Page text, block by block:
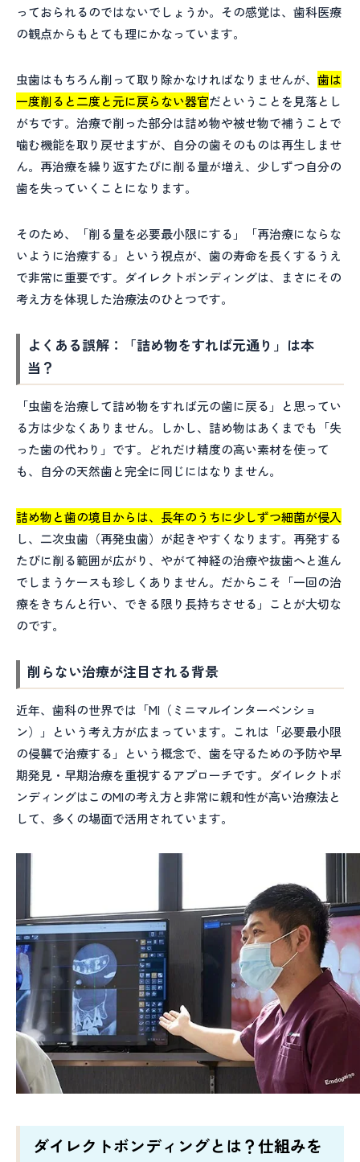
っておられるのではないでしょうか。その感覚は、歯科医療
の観点からもとても理にかなっています。
虫歯はもちろん削って取り除かなければなりませんが、 歯は
一度削ると二度と元に戻らない器官だということを見落とし
がちです。治療で削った部分は詰め物や被せ物で補うことで
噛む機能を取り戻せますが、自分の歯そのものは再生しませ
ん。再治療を繰り返すたびに削る量が増え、少しずつ自分の
歯を失っていくことになります。
そのため、「削る量を必要最小限にする」「再治療にならな
いように治療する」という視点が、歯の寿命を長くするうえ
で非常に重要です。ダイレクトボンディングは、まさにその
考え方を体現した治療法のひとつです。
よくある誤解：「詰め物をすれば元通り」は本
当？
「虫歯を治療して詰め物をすれば元の歯に戻る」と思ってい
る方は少なくありません。しかし、詰め物はあくまでも「失
った歯の代わり」です。どれだけ精度の高い素材を使って
も、自分の天然歯と完全に同じにはなりません。
詰め物と歯の境目からは、長年のうちに少しずつ細菌が侵入
し、二次虫歯（再発虫歯）が起きやすくなります。再発する
たびに削る範囲が広がり、やがて神経の治療や抜歯へと進ん
でしまうケースも珍しくありません。だからこそ「一回の治
療をきちんと行い、できる限り長持ちさせる」ことが大切な
のです。
削らない治療が注目される背景
近年、歯科の世界では「MI（ミニマルインターベンショ
ン）」という考え方が広まっています。これは「必要最小限
の侵襲で治療する」という概念で、歯を守るための予防や早
期発見・早期治療を重視するアプローチです。ダイレクトボ
ンディングはこのMIの考え方と非常に親和性が高い治療法と
して、多くの場面で活用されています。
ダイレクトボンディングとは？仕組みを